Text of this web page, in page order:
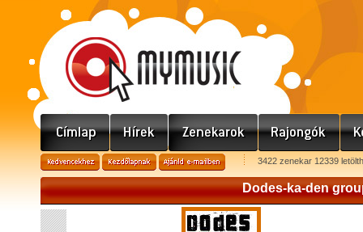
3422 zenekar 12339
Dodes-ka-den